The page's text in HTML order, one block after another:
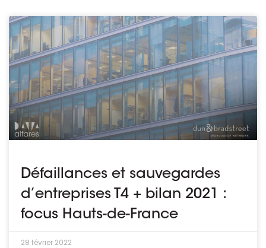
Défaillances et sauvegardes
d’entreprises T4 + bilan 2021 :
focus Hauts-de-France
28 février 2022